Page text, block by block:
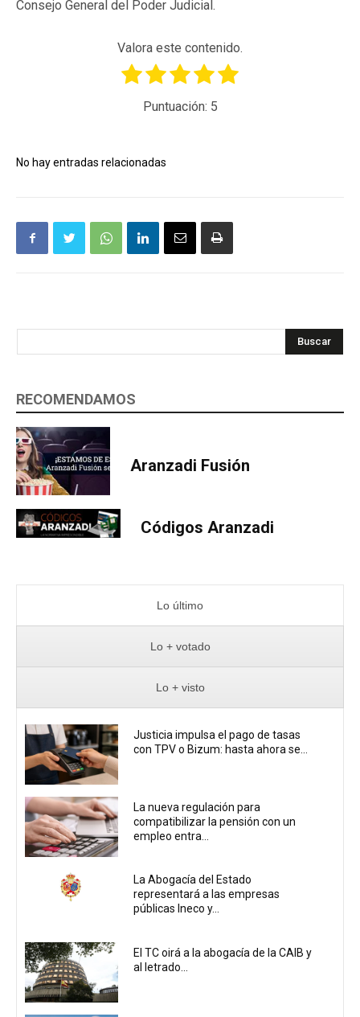
Consejo General del Poder Judicial.
Valora este contenido.
Puntuación: 5
No hay entradas relacionadas
Buscar
RECOMENDAMOS
Aranzadi Fusión
Códigos Aranzadi
Lo último
Lo + votado
Lo + visto
Justicia impulsa el pago de tasas
con TPV o Bizum: hasta ahora se...
La nueva regulación para
compatibilizar la pensión con un
empleo entra...
La Abogacía del Estado
representará a las empresas
públicas Ineco y...
El TC oirá a la abogacía de la CAIB y
al letrado...